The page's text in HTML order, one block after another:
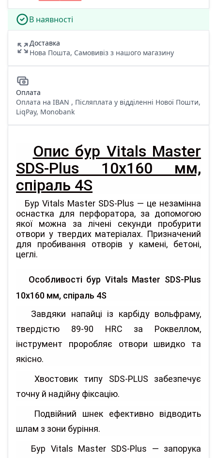
В наявності
Доставка
Нова Пошта, Самовивіз з нашого магазину
Оплата
Оплата на IBAN , Післяплата у відділенні Нової Пошти,
LiqPay, Monobank
Опис бур Vitals Master
SDS-Plus 10х160 мм,
спіраль 4S
Бур Vitals Master SDS-Plus — це незамінна
оснастка для перфоратора, за допомогою
якої можна за лічені секунди пробурити
отвори у твердих матеріалах. Призначений
для пробивання отворів у камені, бетоні,
цеглі.
Особливості бур Vitals Master SDS-Plus
10х160 мм, спіраль 4S
Завдяки напайці із карбіду вольфраму,
твердістю 89-90 HRC за Роквеллом,
інструмент проробляє отвори швидко та
якісно.
Хвостовик типу SDS-PLUS забезпечує
точну й надійну фіксацію.
Подвійний шнек ефективно відводить
шлам з зони буріння.
Бур Vitals Master SDS-Plus — запорука